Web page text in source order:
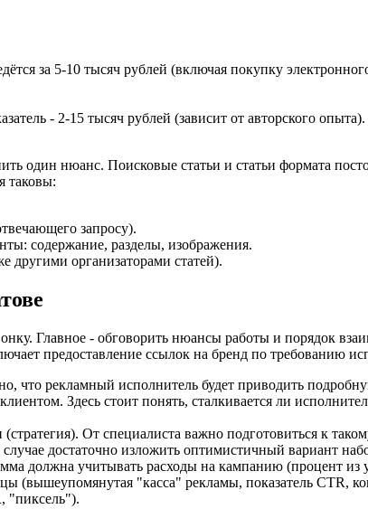
за 5-10 тысяч рублей (включая покупку
- 2-15 тысяч рублей (зависит от авторского
один нюанс. Поисковые статьи и статьи формата
таковы:
запросу).
содержание, разделы, изображения.
организаторами статей).
Главное - обговорить нюансы работы и порядок
предоставление ссылок на бренд по требованию
что рекламный исполнитель будет приводить
Здесь стоит понять, сталкивается ли
От специалиста важно подготовиться к
достаточно изложить оптимистичный вариант
должна учитывать расходы на кампанию (процент из
(вышеупомянутая "касса" рекламы, показатель CTR,
"пиксель").